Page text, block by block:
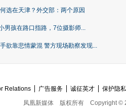
选在天津？外交部：两个原因
男孩在路口指路，7位摄影师...
欲靠悲情蒙混 警方现场勘察发现...
Relations 广告服务 诚征英才
保护隐
凤凰新媒体
版权所有 Copyright ©